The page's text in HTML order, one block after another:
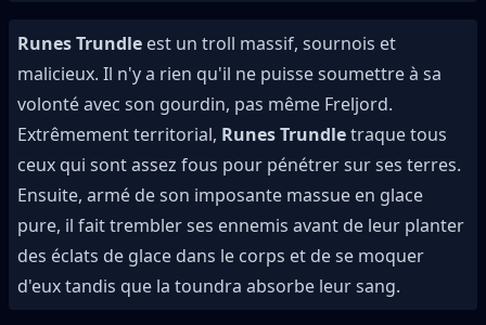
Runes Trundle est un troll massif, sournois et
malicieux. Il n'y a rien qu'il ne puisse soumettre à sa
volonté avec son gourdin, pas même Freljord.
Extrêmement territorial, Runes Trundletraque tous
ceux qui sont assez fous pour pénétrer sur ses terres.
Ensuite, armé de son imposante massue en glace
pure, il fait trembler ses ennemis avant de leur planter
des éclats de glace dans le corps et de se moquer
d'eux tandis que la toundra absorbe leur sang.